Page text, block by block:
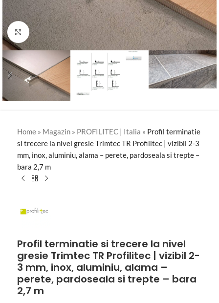
Click to enlarge
Home » Magazin » PROFILITEC | Italia » Profil terminatie
si trecere la nivel gresie Trimtec TR Profilitec | vizibil 2-3
mm, inox, aluminiu, alama – perete, pardoseala si trepte –
bara 2,7 m
Profil terminatie si trecere la nivel
gresie Trimtec TR Profilitec | vizibil 2-
3 mm, inox, aluminiu, alama –
perete, pardoseala si trepte – bara
2,7 m